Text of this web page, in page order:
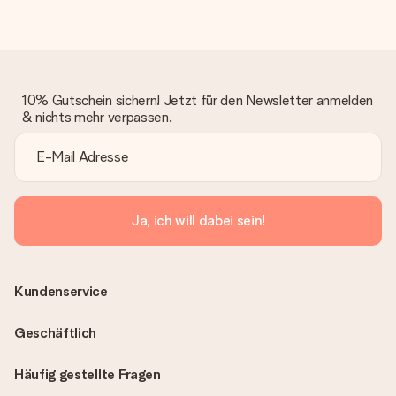
10% Gutschein sichern! Jetzt für den Newsletter anmelden
& nichts mehr verpassen.
Ja, ich will dabei sein!
Häufig gestellte Fragen
Kundenservice
Geschäftlich